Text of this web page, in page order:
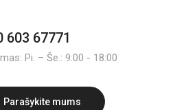
603 67771
Pi. – Še.: 9:00 - 18:00
Parašykite mums